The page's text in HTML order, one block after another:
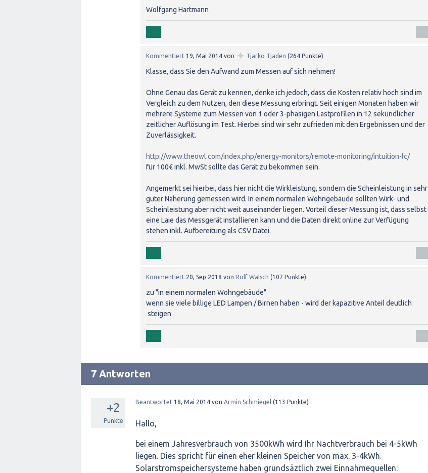
Wolfgang Hartmann
Kommentiert 19, Mai 2014 von ✦ Tjarko Tjaden (264 Punkte)
Klasse, dass Sie den Aufwand zum Messen auf sich nehmen!
Ohne Genau das Gerät zu kennen, denke ich jedoch, dass die Kosten relativ hoch sind im
Vergleich zu dem Nutzen, den diese Messung erbringt. Seit einigen Monaten haben wir
mehrere Systeme zum Messen von 1 oder 3-phasigen Lastprofilen in 12 sekündlicher
zeitlicher Auflösung im Test. Hierbei sind wir sehr zufrieden mit den Ergebnissen und der
Zuverlässigkeit.
http://www.theowl.com/index.php/energy-monitors/remote-monitoring/intuition-lc/
für 100€ inkl. MwSt sollte das Gerät zu bekommen sein.
Angemerkt sei hierbei, dass hier nicht die Wirkleistung, sondern die Scheinleistung in sehr
guter Näherung gemessen wird. In einem normalen Wohngebäude sollten Wirk- und
Scheinleistung aber nicht weit auseinander liegen. Vorteil dieser Messung ist, dass selbst
eine Laie das Messgerät installieren kann und die Daten direkt online zur Verfügung
stehen inkl. Aufbereitung als CSV Datei.
Kommentiert 20, Sep 2018 von Rolf Walsch (107 Punkte)
zu "in einem normalen Wohngebäude"
wenn sie viele billige LED Lampen / Birnen haben - wird der kapazitive Anteil deutlich
steigen
7 Antworten
+2
Punkte
Beantwortet 18, Mai 2014 von Armin Schmiegel (113 Punkte)
Hallo,
bei einem Jahresverbrauch von 3500kWh wird Ihr Nachtverbrauch bei 4-5kWh
liegen. Dies spricht für einen eher kleinen Speicher von max. 3-4kWh.
Solarstromspeichersysteme haben grundsäztlich zwei Einnahmequellen: